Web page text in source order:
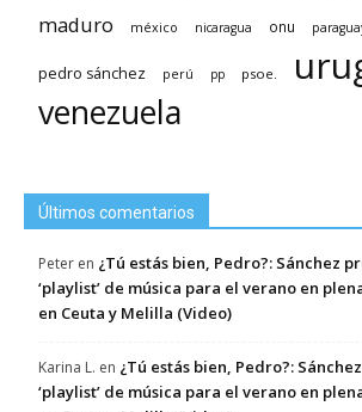
maduro méxico nicaragua onu
pedro sánchez perú pp psoe.
venezuela
Últimos comentarios
Peter en ¿Tú estás bien, Pedro?: Sánchez
‘playlist’ de música para el verano en
en Ceuta y Melilla (Video)
Karina L. en ¿Tú estás bien, Pedro?:
‘playlist’ de música para el verano en